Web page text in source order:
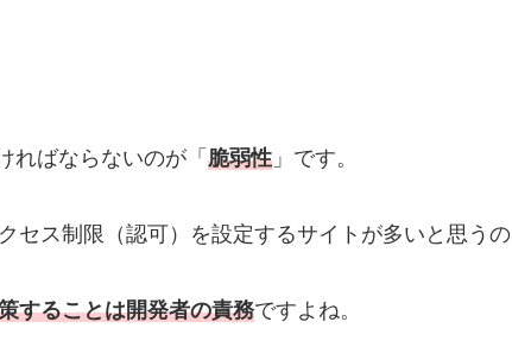
ればならないのが「 脆弱性 」です。
セス制限（認可）を設定するサイトが多いと思うの
することは開発者の責務ですよね。